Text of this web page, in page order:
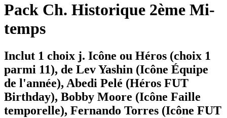
Pack Ch. Historique 2ème Mi-
temps
Inclut 1 choix j. Icône ou Héros (choix 1
parmi 11), de Lev Yashin (Icône Équipe
de l'année), Abedi Pelé (Héros FUT
Birthday), Bobby Moore (Icône Faille
temporelle), Fernando Torres (Icône FUT